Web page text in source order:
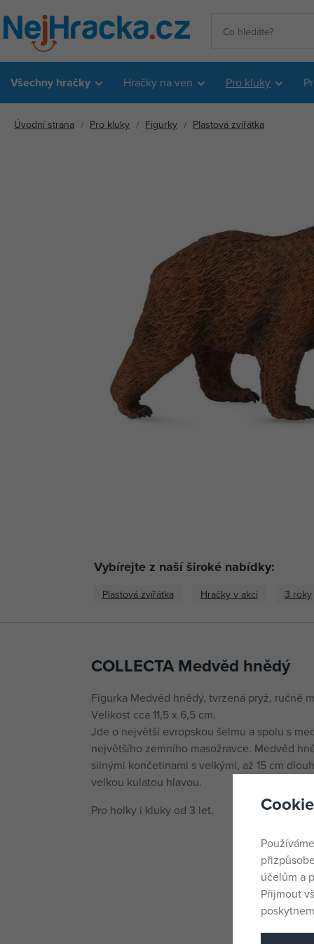
Všechny hračky Hračky na ven Pro kluky
Úvodní strana Pro kluky Figurky Plastová zvířátka
Vybírejte z naší široké nabídky:
Plastová zvířátka Hračky v akci 3 roky
COLLECTA Medvěd hnědý
Figurka Medvěd hnědý, tvrzená pryž, ručně
Velikost cca 11,5 x 6,5 cm.
Jde o největší evropskou šelmu a spolu s
největšího zemního masožravce. Medvěd
silnými končetinami s velkými, až 15 cm
velkou kulatou hlavou.
Pro holky i kluky od 3 let.
účelům a
Přijmout